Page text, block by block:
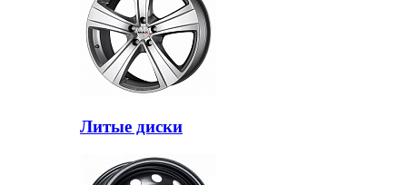
Литые диски